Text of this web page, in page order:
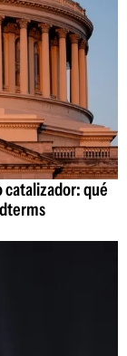
catalizador: qué